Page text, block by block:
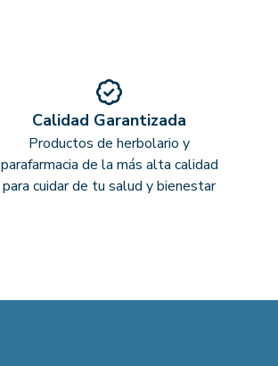
Calidad Garantizada
Productos de herbolario y
parafarmacia de la más alta calidad
para cuidar de tu salud y bienestar